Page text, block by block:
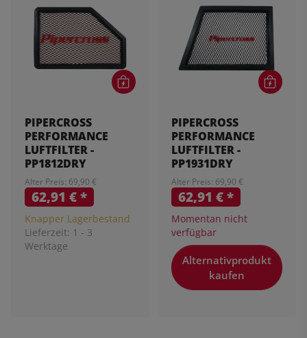
PIPERCROSS
PERFORMANCE
LUFTFILTER -
PP1812DRY
Alter Preis: 69,90 €
62,91 €*
Knapper Lagerbestand
Lieferzeit: 1 - 3
Werktage
PIPERCROSS
PERFORMANCE
LUFTFILTER -
PP1931DRY
Alter Preis: 69,90 €
62,91 €*
Momentan nicht
verfügbar
Alternativprodukt
kaufen